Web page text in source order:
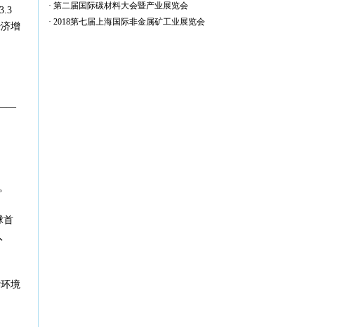
增
——
首
境
· 第二届国际碳材料大会暨产业展览会
· 2018第七届上海国际非金属矿工业展览会